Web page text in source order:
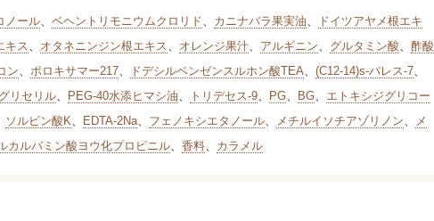
ノール、 ベヘントリモニウムクロリド、 カニナバラ果実油、
ドイツアヤメ根エキ
キス、 オタネニンジン根エキス、 オレンジ果汁、 アルギニン、 グルタミン酸、 酢酸
ン、 ポロキサマー217、 ドデシルベンゼンスルホン酸TEA、 (C12-14)s-パレス-7、
リセリル、 PEG-40水添ヒマシ油、 トリデセス-9、 PG、 BG、 エトキシジグリコー
ソルビン酸K、 EDTA-2Na、 フェノキシエタノール、 メチルイソチアゾリノン、
メ
カルバミン酸ヨウ化プロピニル、 香料、 カラメル